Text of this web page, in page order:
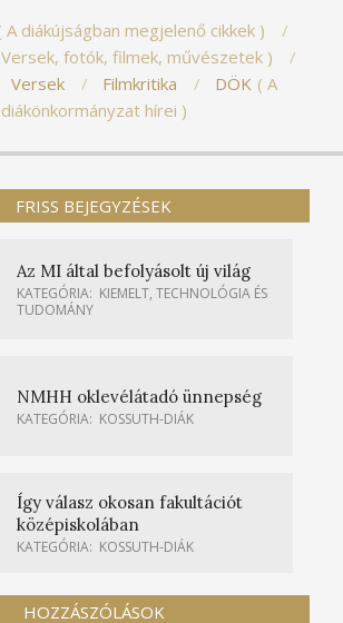
A diákújságban megjelenő cikkek
Versek, fotók, filmek, művészetek
Versek Filmkritika DÖK
A
diákönkormányzat hírei
FRISS BEJEGYZÉSEK
Az MI által befolyásolt új világ
KATEGÓRIA: KIEMELT, TECHNOLÓGIA ÉS
TUDOMÁNY
NMHH oklevélátadó ünnepség
KATEGÓRIA: KOSSUTH-DIÁK
Így válasz okosan fakultációt
középiskolában
KATEGÓRIA: KOSSUTH-DIÁK
HOZZÁSZÓLÁSOK